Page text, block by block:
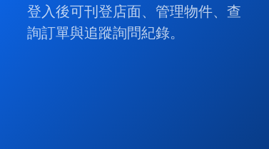
登入後可刊登店面、管理物件、查
詢訂單與追蹤詢問紀錄。